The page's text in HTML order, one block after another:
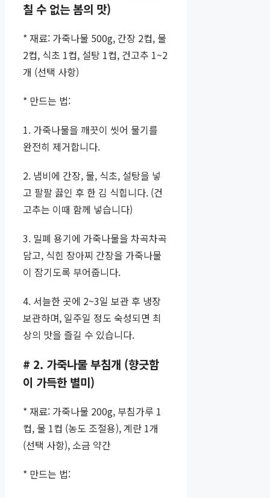
칠 수 없는 봄의 맛)
* 재료: 가죽나물 500g, 간장 2컵, 물
2컵, 식초 1컵, 설탕 1컵, 건고추 1~2
개 (선택 사항)
* 만드는 법:
1. 가죽나물을 깨끗이 씻어 물기를
완전히 제거합니다.
2. 냄비에 간장, 물, 식초, 설탕을 넣
고 팔팔 끓인 후 한 김 식힙니다. (건
고추는 이때 함께 넣습니다)
3. 밀폐 용기에 가죽나물을 차곡차곡
담고, 식힌 장아찌 간장을 가죽나물
이 잠기도록 부어줍니다.
4. 서늘한 곳에 2~3일 보관 후 냉장
보관하며, 일주일 정도 숙성되면 최
상의 맛을 즐길 수 있습니다.
# 2. 가죽나물 부침개 (향긋함
이 가득한 별미)
* 재료: 가죽나물 200g, 부침가루 1
컵, 물 1컵 (농도 조절용), 계란 1개
(선택 사항), 소금 약간
* 만드는 법: